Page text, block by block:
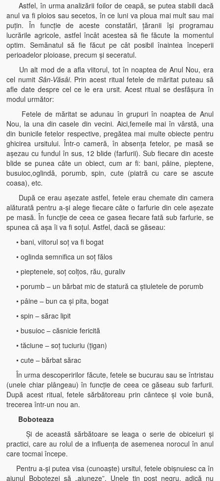
Astfel, în urma analizării foilor de ceapă, se putea stabili dacă
anul va fi ploios sau secetos, în ce luni va ploua mai mult sau mai
puţin. În funcţie de aceste constatări, ţăranii îşi programau
lucrările agricole, astfel încât acestea să fie făcute la momentul
optim. Semănatul să fie făcut pe cât posibil înaintea începerii
perioadelor ploioase, precum şi seceratul.
Un alt mod de a afla viitorul, tot în noaptea de Anul Nou, era
cel numit Sân-Văsâi. Prin acest ritual fetele de măritat puteau să
afle date despre cel ce le era ursit. Acest ritual se desfăşura în
modul următor:
Fetele de măritat se adunau în grupuri în noaptea de Anul
Nou, la una din casele din vecini. Aici,femeile mai în vârstă, una
din bunicile fetelor respective, pregătea mai multe obiecte pentru
ghicirea ursitului. Într-o cameră, în absenţa fetelor, pe masă se
aşezau cu fundul în sus, 12 blide (farfurii). Sub fiecare din aceste
blide se punea câte un obiect, cum ar fi: bani, pâine, pieptene,
busuioc,oglindă, porumb, spin, cute (piatră cu care se ascute
coasa), etc.
După ce erau aşezate astfel, fetele erau chemate din camera
alăturată pentru a-şi alege fiecare câte o farfurie din cele aşezate
pe masă. În funcţie de ceea ce gasea fiecare fată sub farfurie, se
spunea că aşa îi va fi soţul. Astfel, dacă se găseau:
• bani, viitorul soţ va fi bogat
• oglinda semnifica un soţ fălos
• pieptenele, soţ colţos, rău, guraliv
• porumb – un bărbat mic de statură ca ştiuletele de porumb
• pâine – bun ca şi pita, bogat
• spin – sărac lipit
• busuioc – căsnicie fericită
• tăciune – soţ tuciuriu (ţigan)
• cute – bărbat sărac
În urma descoperirilor făcute, fetele se bucurau sau se întristau
(unele chiar plângeau) în funcţie de ceea ce găseau sub farfurii.
După acest ritual, fetele sărbătoreau prin cântece şi voie bună,
trecerea într-un nou an.
Boboteaza
Şi de această sărbătoare se leaga o serie de obiceiuri şi
practici, care au rolul de a influenţa de asemenea norocul în anul
care tocmai începe.
Pentru a-şi putea visa (cunoaşte) ursitul, fetele obişnuiesc ca în
ajunul Bobotezei să „ajuneze”. Unele ţin post negru, adică nu